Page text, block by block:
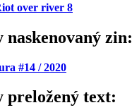
over river 8
naskenovaný zin:
#14 / 2020
preložený text: